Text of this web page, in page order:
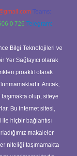
Teams:
0 726 Telegram:
Bilgi Teknolojileri ve
Yer Sağlayıcı olarak
proaktif olarak
Ancak,
olup, siteye
Bu internet sitesi,
hiçbir bağlantısı
makaleler
niteliği taşımamakta